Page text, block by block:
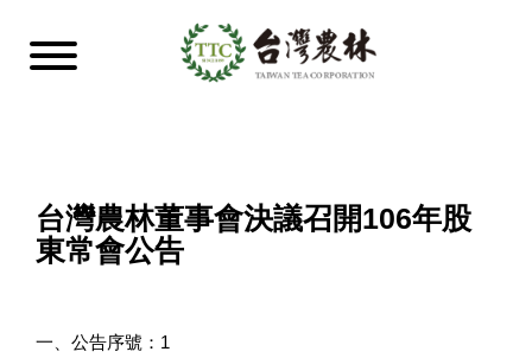
台灣農林董事會決議召開106年股
東常會公告
一、公告序號：1